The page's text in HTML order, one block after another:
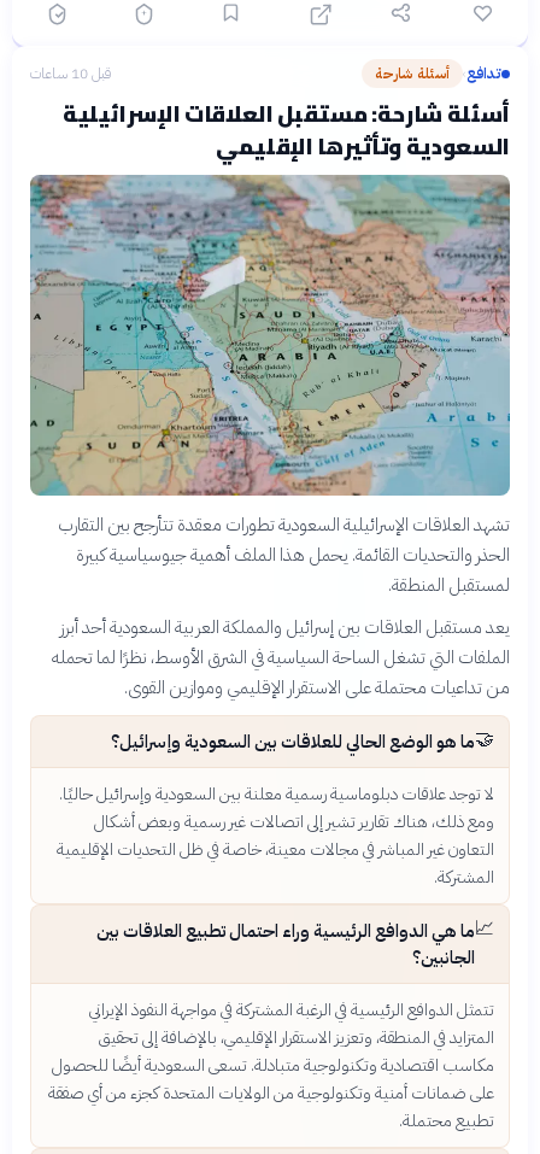
تدافع› أسئلة شارحة قبل 10 ساعات
أسئلة شارحة: مستقبل العلاقات الإسرائيلية
السعودية وتأثيرها الإقليمي
تشهد العلاقات الإسرائيلية السعودية تطورات معقدة تتأرجح بين التقارب
الحذر والتحديات القائمة. يحمل هذا الملف أهمية جيوسياسية كبيرة
لمستقبل المنطقة.
يعد مستقبل العلاقات بين إسرائيل والمملكة العربية السعودية أحد أبرز
الملفات التي تشغل الساحة السياسية في الشرق الأوسط، نظرًا لما تحمله
من تداعيات محتملة على الاستقرار الإقليمي وموازين القوى.
🤝ما هو الوضع الحالي للعلاقات بين السعودية وإسرائيل؟
لا توجد علاقات دبلوماسية رسمية معلنة بين السعودية وإسرائيل حاليًا.
ومع ذلك، هناك تقارير تشير إلى اتصالات غير رسمية وبعض أشكال
التعاون غير المباشر في مجالات معينة، خاصة في ظل التحديات الإقليمية
المشتركة.
📈ما هي الدوافع الرئيسية وراء احتمال تطبيع العلاقات بين
الجانبين؟
تتمثل الدوافع الرئيسية في الرغبة المشتركة في مواجهة النفوذ الإيراني
المتزايد في المنطقة، وتعزيز الاستقرار الإقليمي، بالإضافة إلى تحقيق
مكاسب اقتصادية وتكنولوجية متبادلة. تسعى السعودية أيضًا للحصول
على ضمانات أمنية وتكنولوجية من الولايات المتحدة كجزء من أي صفقة
تطبيع محتملة.